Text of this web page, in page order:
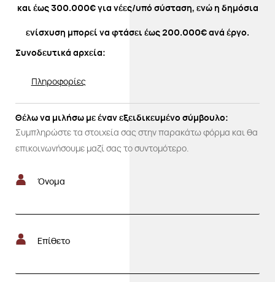
και έως 300.000€ για νέες/υπό σύσταση, ενώ η δημόσια
ενίσχυση μπορεί να φτάσει έως 200.000€ ανά έργο.
Συνοδευτικά αρχεία:
Πληροφορίες
Θέλω να μιλήσω με έναν εξειδικευμένο σύμβουλο:
Συμπληρώστε τα στοιχεία σας στην παρακάτω φόρμα και θα
επικοινωνήσουμε μαζί σας το συντομότερο.
Όνομα
Επίθετο